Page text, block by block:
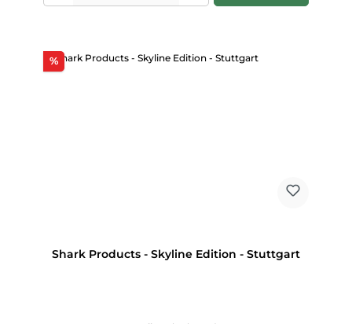
%Rabatt
Shark Products - Skyline Edition - Stuttgart